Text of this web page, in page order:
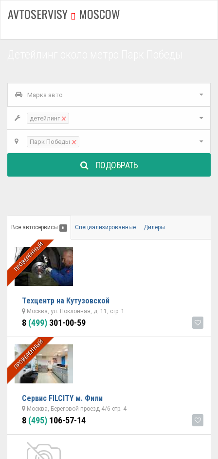
AVTOSERVISY MOSCOW
Марка авто
детейлинг ×
Парк Победы ×
ПОДОБРАТЬ
Все автосервисы 6 Специализированные Дилеры
ПРОВЕРЕННЫЙ
Техцентр на Кутузовской
Москва, ул. Поклонная, д. 11, стр. 1
8 (499) 301-00-59
ПРОВЕРЕННЫЙ
Сервис FILCITY м. Фили
Москва, Береговой проезд 4/6 стр. 4
8 (495) 106-57-14